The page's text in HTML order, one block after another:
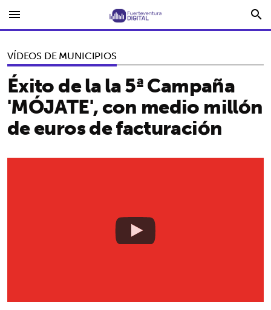
menu search
VÍDEOS DE MUNICIPIOS
Éxito de la la 5ª Campaña
'MÓJATE', con medio millón
de euros de facturación